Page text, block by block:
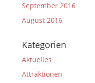
September 2016
August 2016
Kategorien
Aktuelles
Attraktionen